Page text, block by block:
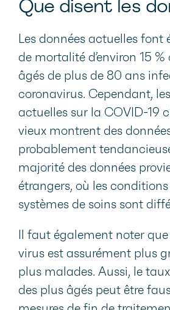
Que disent les
Les données actuelles font
de mortalité d’environ 15 %
âgés de plus de 80 ans
coronavirus. Cependant,
actuelles sur la COVID-19
vieux montrent des
probablement
majorité des données
étrangers, où les conditions
systèmes de soins sont
Il faut également noter
virus est assurément plus
plus malades. Aussi, le
des plus âgés peut être